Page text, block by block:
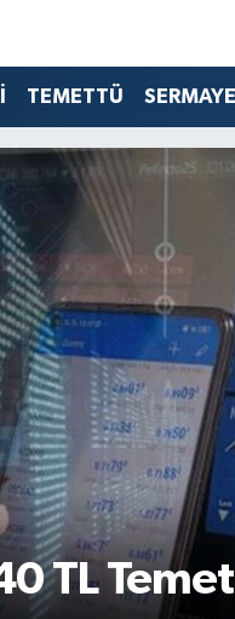
TEMETTÜ
TL